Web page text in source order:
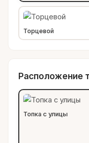
Торцевой
Расположение
Топка с улицы